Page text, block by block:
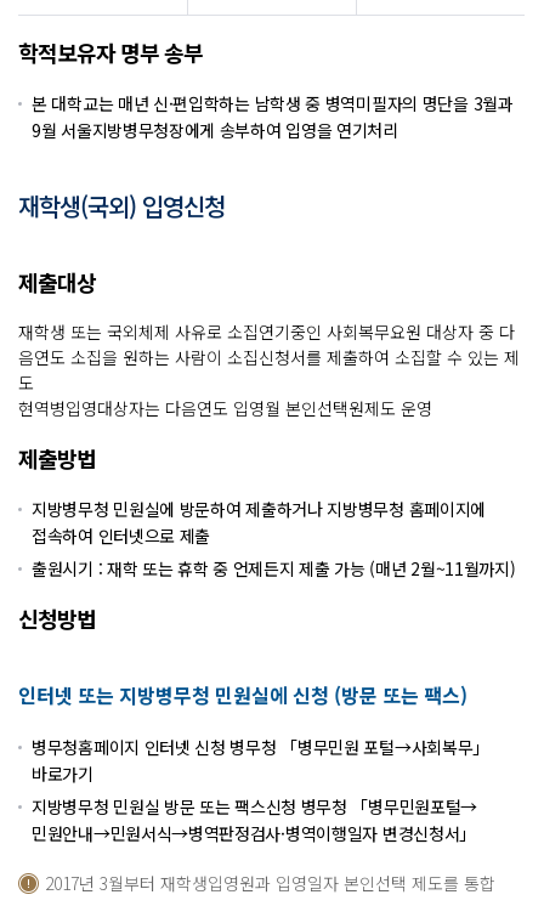
학적보유자 명부 송부
본 대학교는 매년 신·편입학하는 남학생 중 병역미필자의 명단을 3월과
9월 서울지방병무청장에게 송부하여 입영을 연기처리
재학생(국외) 입영신청
제출대상
재학생 또는 국외체제 사유로 소집연기중인 사회복무요원 대상자 중 다
음연도 소집을 원하는 사람이 소집신청서를 제출하여 소집할 수 있는 제
도
현역병입영대상자는 다음연도 입영월 본인선택원제도 운영
제출방법
지방병무청 민원실에 방문하여 제출하거나 지방병무청 홈페이지에
접속하여 인터넷으로 제출
출원시기 : 재학 또는 휴학 중 언제든지 제출 가능 (매년 2월~11월까지)
신청방법
인터넷 또는 지방병무청 민원실에 신청 (방문 또는 팩스)
병무청홈페이지 인터넷 신청 병무청 「병무민원 포털→사회복무」
바로가기
지방병무청 민원실 방문 또는 팩스신청 병무청 「병무민원포털→
민원안내→민원서식→병역판정검사·병역이행일자 변경신청서」
2017년 3월부터 재학생입영원과 입영일자 본인선택 제도를 통합